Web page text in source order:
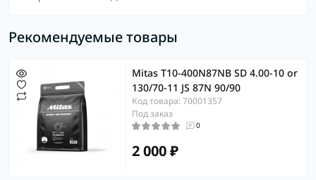
Рекомендуемые товары
Mitas T10-400N87NB SD 4.00-10 or
130/70-11 JS 87N 90/90
Код товара: 70001357
Под заказ
0
2 000 ₽